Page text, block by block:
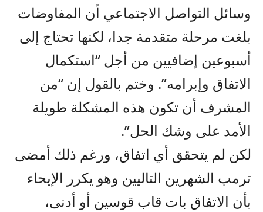
وسائل التواصل الاجتماعي أن المفاوضات
بلغت مرحلة متقدمة جدا، لكنها تحتاج إلى
أسبوعين إضافيين من أجل “استكمال
الاتفاق وإبرامه”. وختم بالقول إن “من
المشرف أن تكون هذه المشكلة طويلة
الأمد على وشك الحل”.
لكن لم يتحقق أي اتفاق، ورغم ذلك أمضى
ترمب الشهرين التاليين وهو يكرر الإيحاء
بأن الاتفاق بات قاب قوسين أو أدنى،